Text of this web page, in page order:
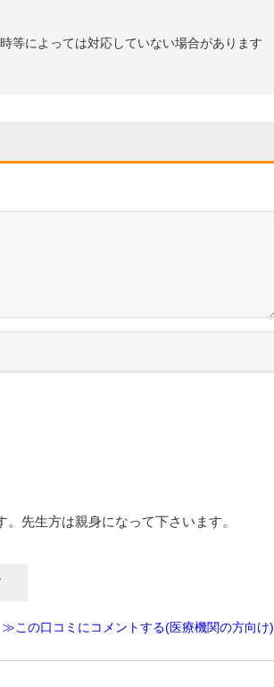
等によっては対応していない場合があります
先生方は親身になって下さいます。
≫この口コミにコメントする(医療機関の方向け)